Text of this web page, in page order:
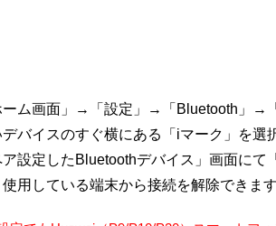
ーム画面」→「設定」→「Bluetooth」→
デバイスのすぐ横にある「iマーク」を選
ア設定したBluetoothデバイス」画面に
使用している端末から接続を解除できま